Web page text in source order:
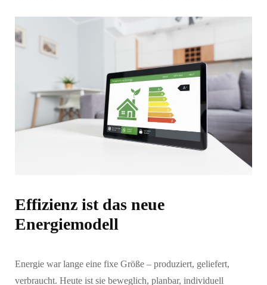
Effizienz ist das neue
Energiemodell
Energie war lange eine fixe Größe – produziert, geliefert,
verbraucht. Heute ist sie beweglich, planbar, individuell